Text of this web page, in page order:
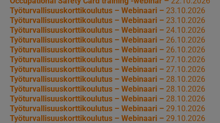
Työturvallisuuskorttikoulutus – Webinaari – 23.10.2026
Työturvallisuuskorttikoulutus – Webinaari – 23.10.2026
Työturvallisuuskorttikoulutus – Webinaari – 24.10.2026
Työturvallisuuskorttikoulutus – Webinaari – 26.10.2026
Työturvallisuuskorttikoulutus – Webinaari – 26.10.2026
Työturvallisuuskorttikoulutus – Webinaari – 27.10.2026
Työturvallisuuskorttikoulutus – Webinaari – 27.10.2026
Työturvallisuuskorttikoulutus – Webinaari – 28.10.2026
Työturvallisuuskorttikoulutus – Webinaari – 28.10.2026
Työturvallisuuskorttikoulutus – Webinaari – 28.10.2026
Työturvallisuuskorttikoulutus – Webinaari – 29.10.2026
Työturvallisuuskorttikoulutus – Webinaari – 29.10.2026